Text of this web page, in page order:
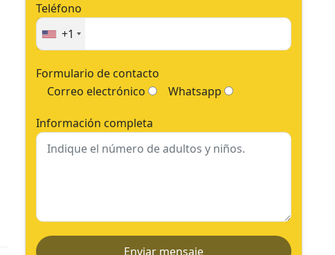
Teléfono
+1
Formulario de contacto
Correo electrónico
Whatsapp
Información completa